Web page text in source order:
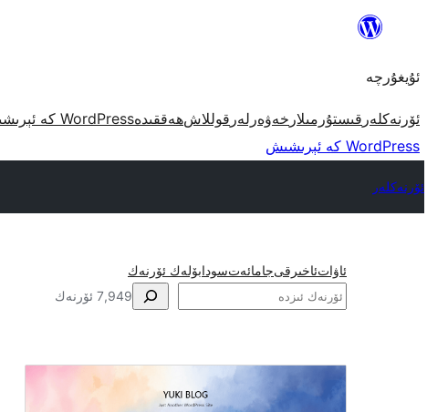
مەزمۇنغا
ئۇيغۇرچە
ئۆرنەكلەر قىستۇرمىلار خەۋەرلەر قوللاشھەققىدەWordPress كە ئېرىشىش
WordPress كە ئېرىشىش
ئۆرنەكلەر
ئاۋاتئاخىرقىجامائەتسودابۆلەك ئۆرنەك
ئىزدە 7,949 ئۆرنەك
ئىختىيارى
تىزىملىك